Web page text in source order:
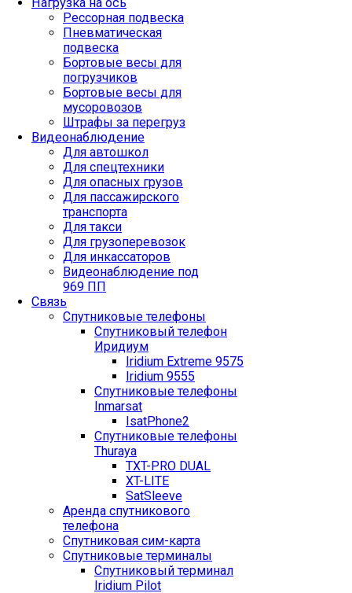
Рессорная подвеска
Пневматическая
подвеска
Бортовые весы для
погрузчиков
Бортовые весы для
мусоровозов
Штрафы за перегруз
Видеонаблюдение
Для автошкол
Для спецтехники
Для опасных грузов
Для пассажирского
транспорта
Для такси
Для грузоперевозок
Для инкассаторов
Видеонаблюдение под
969 ПП
Связь
Спутниковые телефоны
Спутниковый телефон
Иридиум
Iridium Extreme 9575
Iridium 9555
Спутниковые телефоны
Inmarsat
IsatPhone2
Спутниковые телефоны
Thuraya
TXT-PRO DUAL
XT-LITE
SatSleeve
Аренда спутникового
телефона
Спутниковая сим-карта
Спутниковые терминалы
Спутниковый терминал
Iridium Pilot